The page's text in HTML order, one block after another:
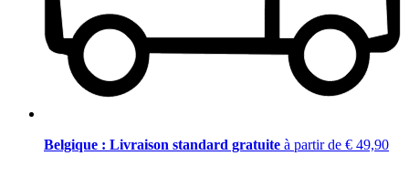
Belgique : Livraison standard gratuite à partir de € 49,90